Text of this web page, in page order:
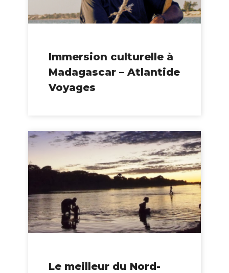
Immersion culturelle à
Madagascar – Atlantide
Voyages
Le meilleur du Nord-